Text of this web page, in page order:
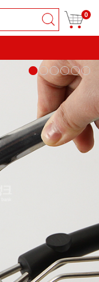
0
창닫기